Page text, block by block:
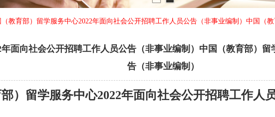
（教育部）留学服务中心2022年面向社会公开招聘工作人员公告（非事业编制）中国（
面向社会公开招聘工作人员公告（非事业编制）中国（教育部）
告（非事业编制）
）留学服务中心2022年面向社会公开招聘工作人